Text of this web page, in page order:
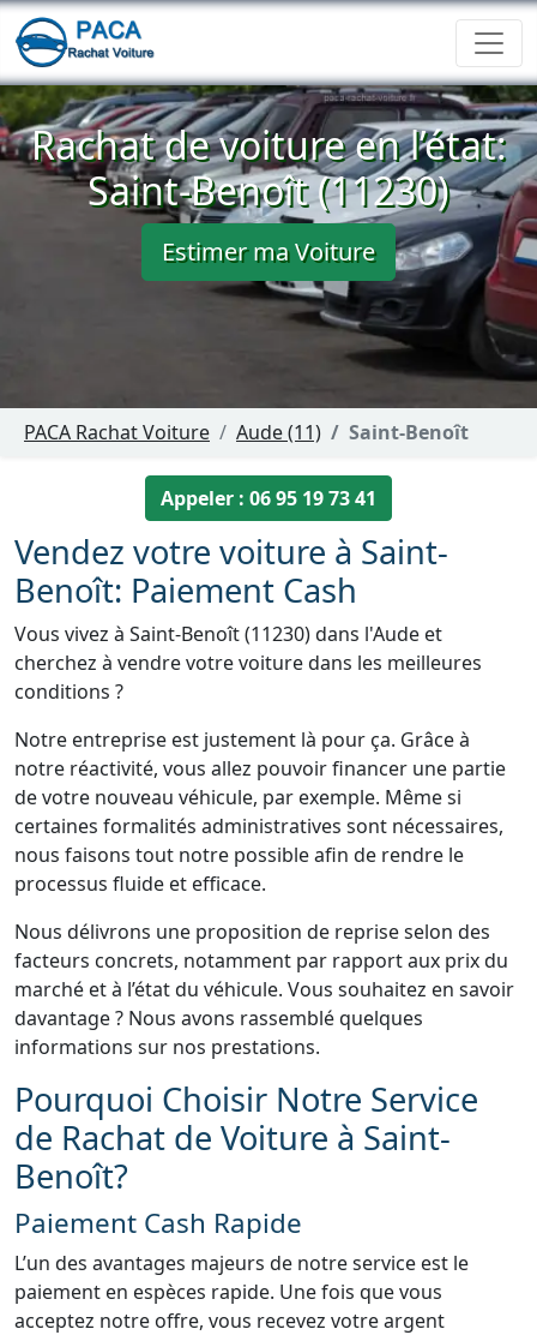
Rachat de voiture en l’état:
Saint-Benoît (11230)
Estimer ma Voiture
PACA Rachat Voiture Aude (11) Saint-Benoît
Appeler : 06 95 19 73 41
Vendez votre voiture à Saint-
Benoît: Paiement Cash
Vous vivez à Saint-Benoît (11230) dans l'Aude et
cherchez à vendre votre voiture dans les meilleures
conditions ?
Notre entreprise est justement là pour ça. Grâce à
notre réactivité, vous allez pouvoir financer une partie
de votre nouveau véhicule, par exemple. Même si
certaines formalités administratives sont nécessaires,
nous faisons tout notre possible afin de rendre le
processus fluide et efficace.
Nous délivrons une proposition de reprise selon des
facteurs concrets, notamment par rapport aux prix du
marché et à l’état du véhicule. Vous souhaitez en savoir
davantage ? Nous avons rassemblé quelques
informations sur nos prestations.
Pourquoi Choisir Notre Service
de Rachat de Voiture à Saint-
Benoît?
Paiement Cash Rapide
L’un des avantages majeurs de notre service est le
paiement en espèces rapide. Une fois que vous
acceptez notre offre, vous recevez votre argent